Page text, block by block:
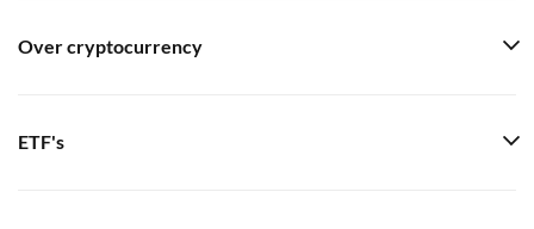
Over cryptocurrency
ETF's